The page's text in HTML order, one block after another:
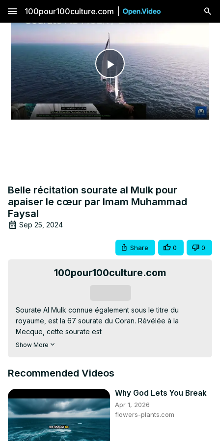
menu 100pour100culture.com
Play
Video
Belle récitation sourate al Mulk pour
apaiser le cœur par Imam Muhammad
Faysal
Sep 25, 2024
Share 0 0
100pour100culture.com
Sourate Al Mulk connue également sous le titre du
royaume, est la 67 sourate du Coran. Révélée à la
Mecque, cette sourate est
composée de 30 versets. Tout comme la sourate
pour être la sourate qui protège celui qui la lit du
-Elle évoque le pouvoir admirable de Dieu perçu à
travers sa parfaite création des êtres et de l’univers, afin
que les Hommes aient foi en
lui, l’adorent et lui éprouve un total dévouement.
Show More
Recommended Videos
Why God Lets You Break
Apr 1, 2026
flowers-plants.com